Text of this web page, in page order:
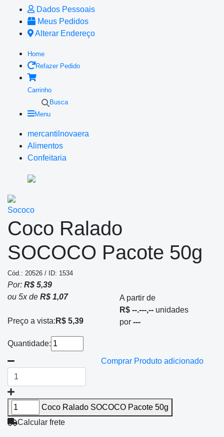
Dados Pessoais
Meus Pedidos
Alterar Endereço
Home
Refazer Pedido
Carrinho
Busca
Menu
mercantilnovaera
Alimentos
Confeitaria
Sococo
Coco Ralado
SOCOCO Pacote 50g
Cód.: 20526 / ID: 1534
Por: R$ 5,39
ou 5xde R$ 1,07
Preço a vista: R$ 5,39
A partir de
R$ --.---,-- unidades
por ---
Quantidade:
Comprar Produto adicionado
Coco Ralado SOCOCO Pacote 50g
Calcular frete